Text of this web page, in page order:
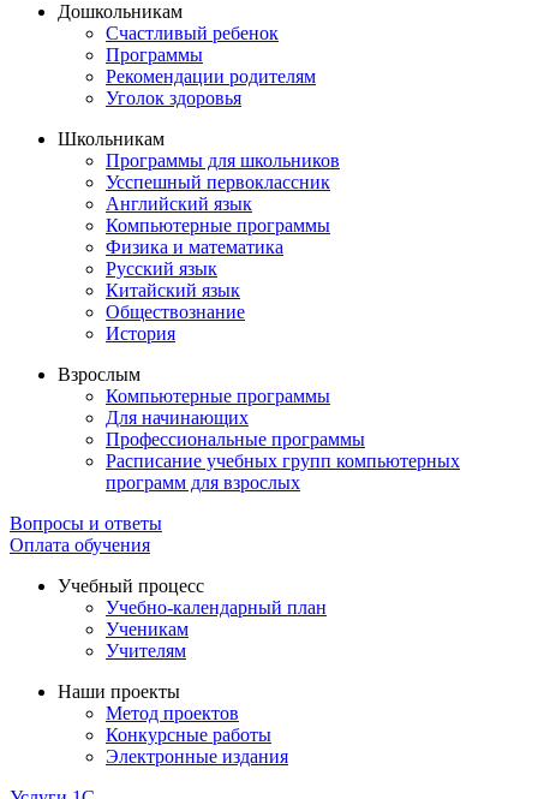
Дошкольникам
Счастливый ребенок
Программы
Рекомендации родителям
Уголок здоровья
Школьникам
Программы для школьников
Усспешный первоклассник
Английский язык
Компьютерные программы
Физика и математика
Русский язык
Китайский язык
Обществознание
История
Взрослым
Компьютерные программы
Для начинающих
Профессиональные программы
Расписание учебных групп компьютерных
программ для взрослых
Вопросы и ответы
Оплата обучения
Учебный процесс
Учебно-календарный план
Ученикам
Учителям
Наши проекты
Метод проектов
Конкурсные работы
Электронные издания